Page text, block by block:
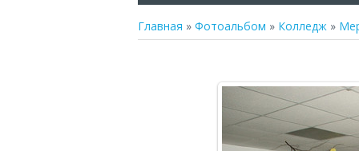
Главная » Фотоальбом » Колледж »